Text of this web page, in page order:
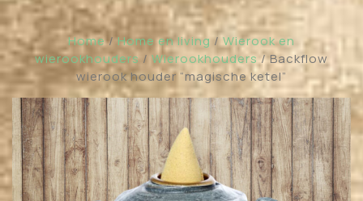
Home/Home en living/ Wierook en
wierookhouders / Wierookhouders/ Backflow
wierook houder “magische ketel”